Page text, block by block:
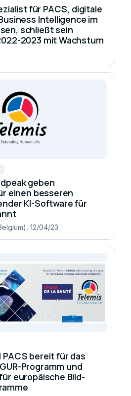
für PACS, digitale
Intelligence im
schließt sein
2023 mit Wachstum
geben
einen besseren
KI-Software für
12/04/23
PACS bereit für das
Programm und
europäische Bild-